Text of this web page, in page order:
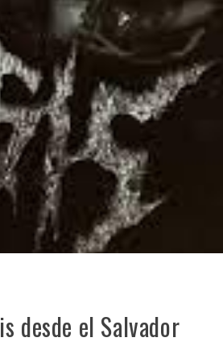
desde el Salvador